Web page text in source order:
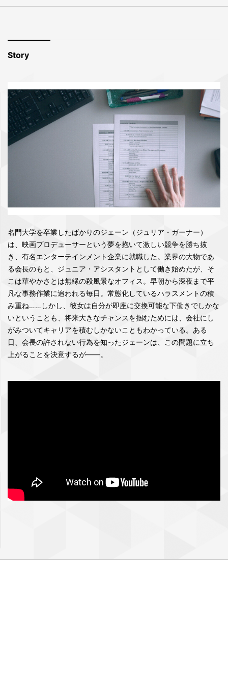
Story
名門大学を卒業したばかりのジェーン（ジュリア・ガーナー）
は、映画プロデューサーという夢を抱いて激しい競争を勝ち抜
き、有名エンターテインメント企業に就職した。業界の大物であ
る会長のもと、ジュニア・アシスタントとして働き始めたが、そ
こは華やかさとは無縁の殺風景なオフィス。早朝から深夜まで平
凡な事務作業に追われる毎日。常態化しているハラスメントの積
み重ね……しかし、彼女は自分が即座に交換可能な下働きでしかな
いということも、将来大きなチャンスを掴むためには、会社にし
がみついてキャリアを積むしかないこともわかっている。ある
日、会長の許されない行為を知ったジェーンは、この問題に立ち
上がることを決意するが――。